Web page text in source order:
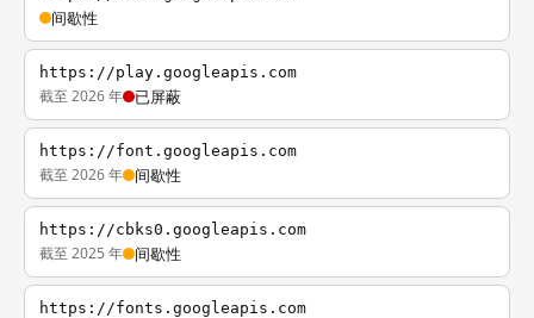
间歇性
https://play.googleapis.com
截至 2026 年 已屏蔽
https://font.googleapis.com
截至 2026 年 间歇性
https://cbks0.googleapis.com
截至 2025 年 间歇性
https://fonts.googleapis.com